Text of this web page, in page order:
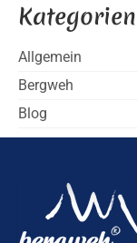
Kategorien
Allgemein
Bergweh
Blog